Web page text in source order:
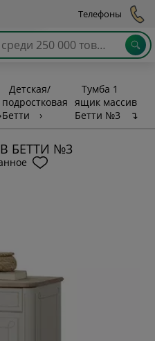
Телефоны
Детская/
подростковая
Бетти
›
Тумба 1
ящик массив
Бетти №3
↴
БЕТТИ №3